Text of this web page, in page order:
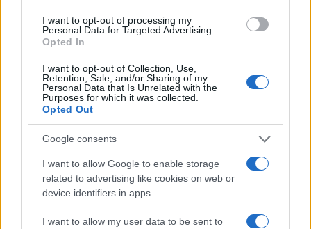
I want to opt-out of processing my
Personal Data for Targeted Advertising.
Opted In
I want to opt-out of Collection, Use,
Retention, Sale, and/or Sharing of my
Personal Data that Is Unrelated with the
Purposes for which it was collected.
Opted Out
Google consents
I want to allow Google to enable storage
related to advertising like cookies on web or
device identifiers in apps.
I want to allow my user data to be sent to